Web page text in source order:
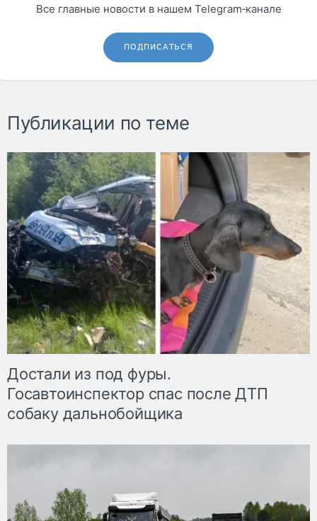
Все главные новости в нашем Telegram‑канале
ПОДПИСАТЬСЯ
Публикации по теме
Достали из под фуры.
Госавтоинспектор спас после ДТП
собаку дальнобойщика